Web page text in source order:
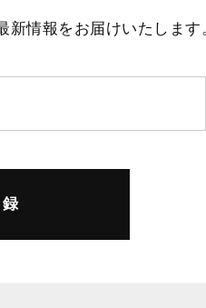
新情報をお届けいたします